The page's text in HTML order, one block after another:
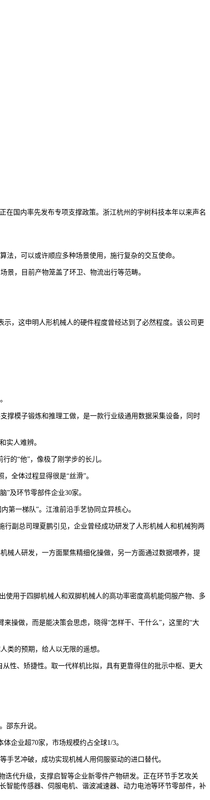
国内率先发布专项支撑政策。浙江杭州的宇树科技本年以来声名
，可以或许顺应多种场景使用，施行复杂的交互使命。
，目前产物笼盖了环卫、物流出行等范畴。
，这申明人形机械人的硬件程度曾经达到了必然程度。该公司更
模子锻炼和推理工做，是一款行业级通用数据采集设备，同时
实人难辨。
的“他”，像极了刚学步的长儿。
全体过程显得很是“丝滑”。
及环节零部件企业30家。
一梯队”。江淮前沿手艺协同立异核心。
副总司理夏鹏引见，企业曾经成功研发了人形机械人和机械狗两
人研发，一方面聚焦精细化操做，另一方面通过数据喂养，提
用于四脚机械人和双脚机械人的高功率密度高机能伺服产物、多
操做，而是能决策会思虑，晓得“怎样干、干什么”，这里的“大
的预期，给人以无限的遥想。
性、矫捷性。取一代样机比拟，具有更靠得住的批示中枢、更大
邵东升说。
企业超70家，市场规模约占全球1/3。
艺冲破，成功实现机械人用伺服驱动的进口替代。
代升级，支撑启智等企业新零件产物研发。正在环节手艺攻关
智能传感器、伺服电机、谐波减速器、动力电池等环节零部件，补